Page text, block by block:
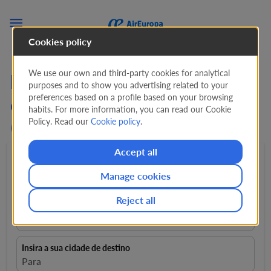

Procure Ofertas em Voos
de Atenas para Tel Aviv
(ATH - TLV)
Ida e volta 1 Passageiroexpand_more
Insira a sua cidade de partida
Insira a sua cidade de destino
Para
Cookies policy
We use our own and third-party cookies for analytical
purposes and to show you advertising related to your
preferences based on a profile based on your browsing
habits. For more information, you can read our Cookie
Policy. Read ourCookie policy.
Accept all
Reject all
Manage cookies